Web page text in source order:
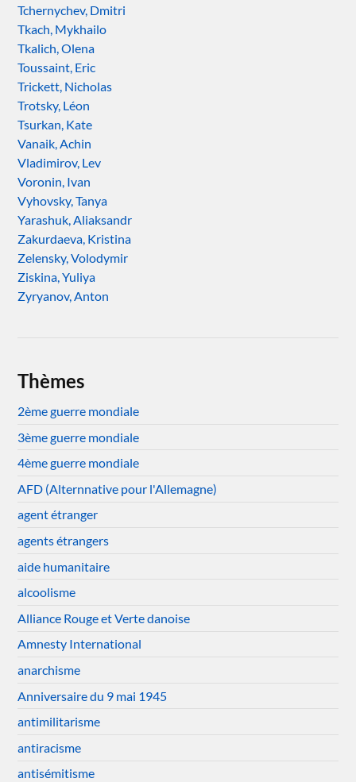
Tchernychev, Dmitri
Tkach, Mykhailo
Tkalich, Olena
Toussaint, Eric
Trickett, Nicholas
Trotsky, Léon
Tsurkan, Kate
Vanaik, Achin
Vladimirov, Lev
Voronin, Ivan
Vyhovsky, Tanya
Yarashuk, Aliaksandr
Zakurdaeva, Kristina
Zelensky, Volodymir
Ziskina, Yuliya
Zyryanov, Anton
Thèmes
2ème guerre mondiale
3ème guerre mondiale
4ème guerre mondiale
AFD (Alternnative pour l'Allemagne)
agent étranger
agents étrangers
aide humanitaire
alcoolisme
Alliance Rouge et Verte danoise
Amnesty International
anarchisme
Anniversaire du 9 mai 1945
antimilitarisme
antiracisme
antisémitisme